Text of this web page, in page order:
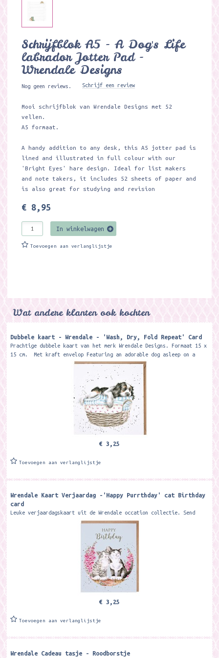
Schrijfblok A5 - A Dog's Life
labrador Jotter Pad -
Wrendale Designs
Nog geen reviews. Schrijf een review
Mooi schrijfblok van Wrendale Designs met 52
vellen.
A5 formaat.
A handy addition to any desk, this A5 jotter pad is
lined and illustrated in full colour with our
'Bright Eyes' hare design. Ideal for list makers
and note takers, it includes 52 sheets of paper and
is also great for studying and revision
€ 8,95
In winkelwagen
Toevoegen aan verlanglijstje
Wat andere klanten ook kochten
Dubbele kaart - Wrendale - 'Wash, Dry, Fold Repeat' Card
Prachtige dubbele kaart van het merk Wrendale Designs. Formaat 15 x
15 cm. Met kraft envelop Featuring an adorable dog asleep on a
€ 3,25
Toevoegen aan verlanglijstje
Wrendale Kaart Verjaardag -'Happy Purrthday' cat Birthday
card
Leuke verjaardagskaart uit de Wrendale occation collectie. Send
your birthday wishes with this delightful cat card. The card is
€ 3,25
Toevoegen aan verlanglijstje
Wrendale Cadeau tasje - Roodborstje